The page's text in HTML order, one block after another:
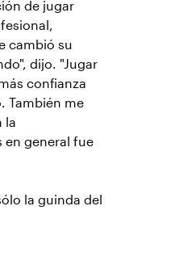
de jugar
cambió su
dijo. "Jugar
confianza
También me
la
en general fue
la guinda del